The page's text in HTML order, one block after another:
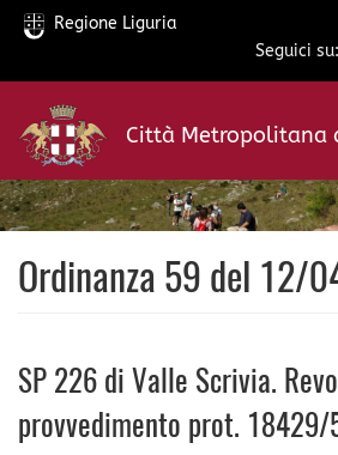
Salta
contenuto
principale
Regione Liguria
Seguici su:
Città Metropolitana
Ordinanza 59 del 12/
SP 226 di Valle Scrivia.
provvedimento prot. 18429/